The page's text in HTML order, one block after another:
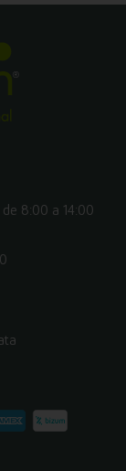
8:00 a 14:00